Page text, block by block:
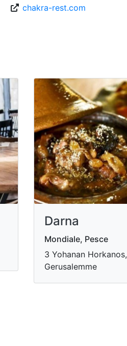
chakra-rest.com
Darna
Mondiale, Pesce
3 Yohanan Horkanos,
Gerusalemme